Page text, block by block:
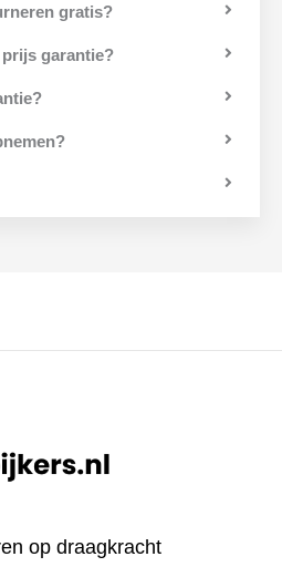
gratis?
garantie?
op draagkracht